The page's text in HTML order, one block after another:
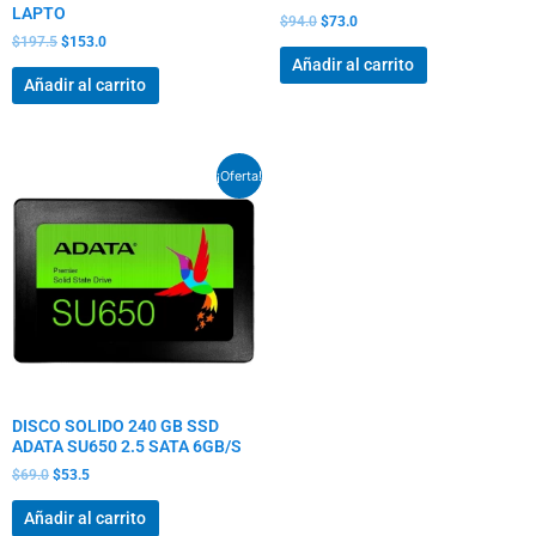
LAPTO
$197.5 $153.0
Añadir al carrito
$94.0 $73.0
Añadir al carrito
¡Oferta!
DISCO SOLIDO 240 GB SSD
ADATA SU650 2.5 SATA 6GB/S
$69.0
original
era:
$69.0.
$53.5
actual
es:
$53.5.
Añadir al carrito